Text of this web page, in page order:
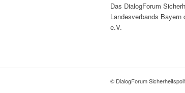
Das DialogForum
Landesverbands Bayern
e.V.
© DialogForum